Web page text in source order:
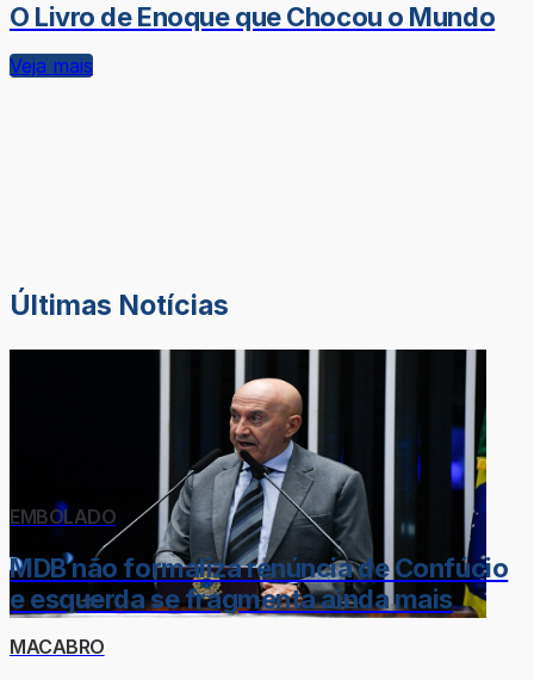
O Livro de Enoque que Chocou o Mundo
Veja mais
Últimas Notícias
EMBOLADO
MDB não formaliza renúncia de Confúcio
e esquerda se fragmenta ainda mais
MACABRO